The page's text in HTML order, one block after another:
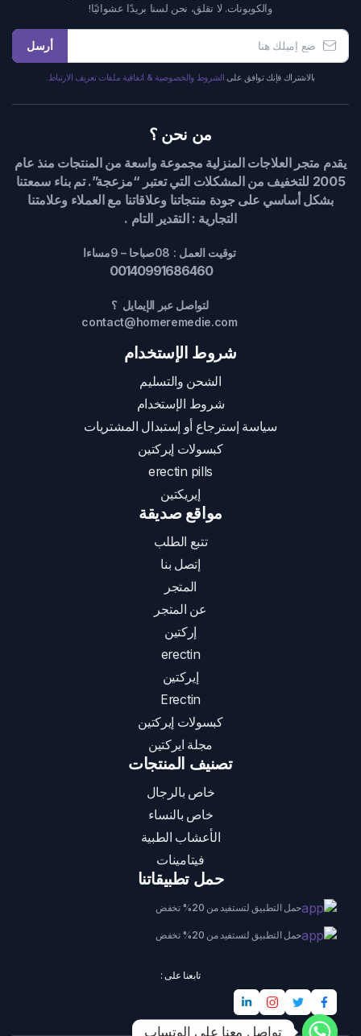
والكوبونات. لا تقلق، نحن لسنا بريدًا عشوائيًا!
أرسل
بالاشتراك فإنك توافق على الشروط والخصوصية & اتفاقية ملفات تعريف الارتباط.
من نحن ؟
يقدم متجر العلاجات المنزلية مجموعة واسعة من المنتجات منذ عام
2005 للتخفيف من المشكلات التي تعتبر “مزعجة”. تم بناء سمعتنا
بشكل أساسي على جودة منتجاتنا وعلاقاتنا مع العملاء وعلامتنا
التجارية : التقدير التام .
توقيت العمل : 08صباحا – 9مساءا
00140991686460
لتواصل عبر الإيمايل ؟
contact@homeremedie.com
شروط الإستخدام
الشحن والتسليم
شروط الإستخدام
سياسة إسترجاع أو إستبدال المشتريات
كبسولات إيركتين
erectin pills
إيريكتين
مواقع صديقة
تتبع الطلب
إتصل بنا
المتجر
عن المتجر
إركتين
erectin
إيركتين
Erectin
كبسولات إيركتين
مجلة ايركتين
تصنيف المنتجات
خاص بالرجال
خاص بالنساء
الأعشاب الطبية
فيتامينات
حمل تطبيقاتنا
حمل التطبيق لتستفيد من 20% تخفض
حمل التطبيق لتستفيد من 20% تخفض
تابعنا على :
تواصل معنا على الوتساب